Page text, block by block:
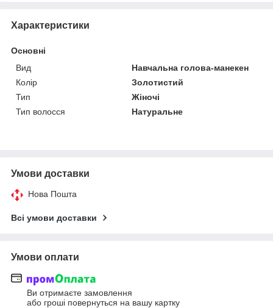
Характеристики
Основні
Вид
Навчальна голова-манекен
Колір
Золотистий
Тип
Жіночі
Тип волосся
Натуральне
Умови доставки
Нова Пошта
Всі умови доставки
Умови оплати
Ви отримаєте замовлення
або гроші повернуться на вашу картку